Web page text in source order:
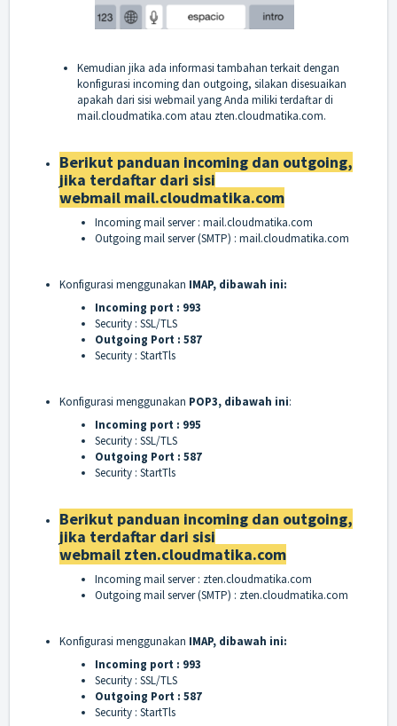
Kemudian jika ada informasi tambahan terkait dengan
konfigurasi incoming dan outgoing, silakan disesuaikan
apakah dari sisi webmail yang Anda miliki terdaftar di
mail.cloudmatika.com atau zten.cloudmatika.com.
Berikut panduan incoming dan outgoing,
jika terdaftar dari sisi
webmail mail.cloudmatika.com
Incoming mail server : mail.cloudmatika.com
Outgoing mail server (SMTP) : mail.cloudmatika.com
Konfigurasi menggunakan IMAP, dibawah ini:
Incoming port : 993
Security : SSL/TLS
Outgoing Port : 587
Security : StartTls
Konfigurasi menggunakan POP3, dibawah ini:
Incoming port : 995
Security : SSL/TLS
Outgoing Port : 587
Security : StartTls
Berikut panduan incoming dan outgoing,
jika terdaftar dari sisi
webmail zten.cloudmatika.com
Incoming mail server : zten.cloudmatika.com
Outgoing mail server (SMTP) : zten.cloudmatika.com
Konfigurasi menggunakan IMAP, dibawah ini:
Incoming port : 993
Security : SSL/TLS
Outgoing Port : 587
Security : StartTls